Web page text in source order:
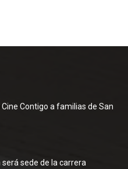
Cine Contigo a familias de San
sede de la carrera